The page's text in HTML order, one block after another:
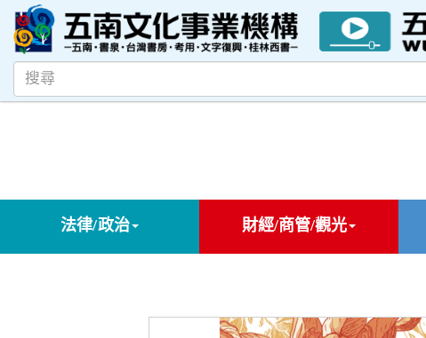
法律/政治 財經/商管/觀光